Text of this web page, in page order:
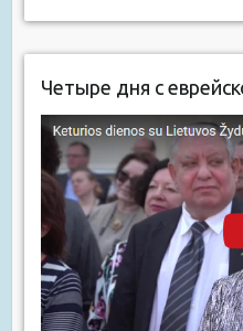
Четыре дня с